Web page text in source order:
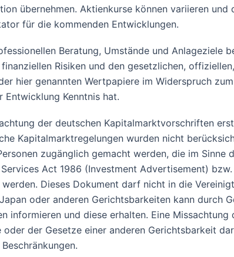
übernehmen. Aktienkurse können variieren und
für die kommenden Entwicklungen.
Beratung, Umstände und Anlageziele
Risiken und den gesetzlichen,
hier genannten Wertpapiere im Widerspruch
Kenntnis hat.
der deutschen Kapitalmarktvorschriften
Kapitalmarktregelungen wurden nicht
zugänglich gemacht werden, die im Sinne
Act 1986 (Investment Advertisement)
Dieses Dokument darf nicht in die
oder anderen Gerichtsbarkeiten kann durch
und diese erhalten. Eine Missachtung
der Gesetze einer anderen Gerichtsbarkeit